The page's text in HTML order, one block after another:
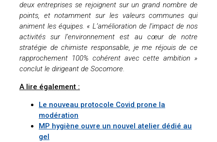
deux entreprises se rejoignent sur un grand nombre de
points, et notamment sur les valeurs communes qui
animent les équipes. « L’amélioration de l’impact de nos
activités sur l’environnement est au cœur de notre
stratégie de chimiste responsable, je me réjouis de ce
rapprochement 100% cohérent avec cette ambition »
conclut le dirigeant de Socomore.
A lire également :
Le nouveau protocole Covid prone la
modération
MP hygiène ouvre un nouvel atelier dédié au
gel